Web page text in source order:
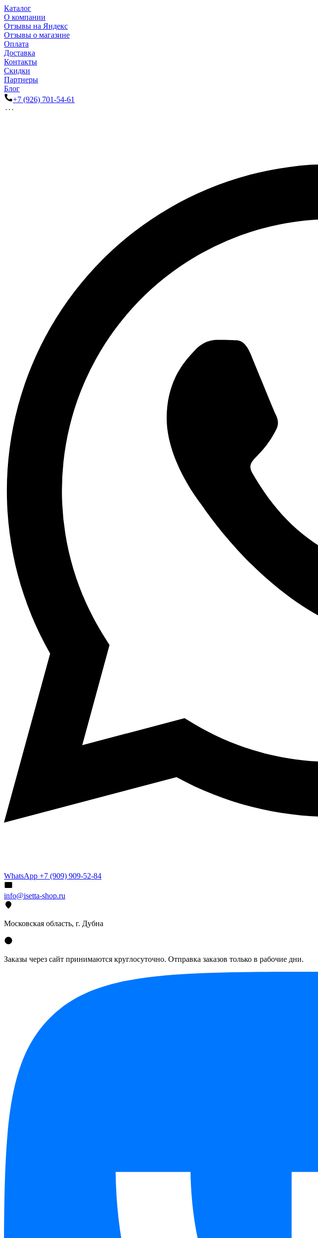
Каталог
О компании
Отзывы на Яндекс
Отзывы о магазине
Оплата
Доставка
Контакты
Скидки
Партнеры
Блог
+7 (926) 701-54-61
WhatsApp +7 (909) 909-52-84
info@isetta-shop.ru
Московская область, г. Дубна
Заказы через сайт принимаются круглосуточно. Отправка заказов только в рабочие дни.